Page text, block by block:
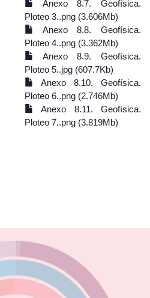
Anexo 8.7. Geofísica.
Ploteo 3..png (3.606Mb)
Anexo 8.8. Geofísica.
Ploteo 4..png (3.362Mb)
Anexo 8.9. Geofísica.
Ploteo 5..jpg (607.7Kb)
Anexo 8.10. Geofísica.
Ploteo 6..png (2.746Mb)
Anexo 8.11. Geofísica.
Ploteo 7..png (3.819Mb)